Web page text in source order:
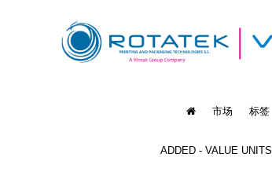
市场 标签
ADDED - VALUE UNITS